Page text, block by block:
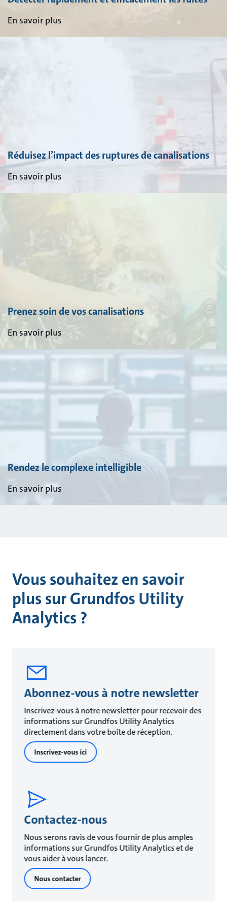
En savoir plus
Réduisez l’impact des ruptures de canalisations
En savoir plus
Prenez soin de vos canalisations
En savoir plus
Rendez le complexe intelligible
En savoir plus
Vous souhaitez en savoir
plus sur Grundfos Utility
Analytics ?
Abonnez-vous à notre newsletter
Inscrivez-vous à notre newsletter pour recevoir des
informations sur Grundfos Utility Analytics
directement dans votre boîte de réception.
Inscrivez-vous ici
Contactez-nous
Nous serons ravis de vous fournir de plus amples
informations sur Grundfos Utility Analytics et de
vous aider à vous lancer.
Nous contacter